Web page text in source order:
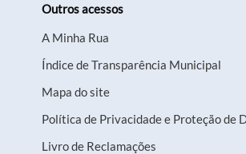
Outros acessos
A Minha Rua
Índice de Transparência Municipal
Mapa do site
Política de Privacidade e Proteção de
Livro de Reclamações